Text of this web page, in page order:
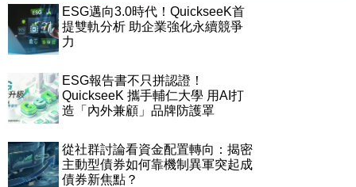
ESG邁向3.0時代！QuickseeK首
提雙軌分析 助企業強化永續競爭
力
ESG報告書不只拼認證！
QuickseeK 攜手輔仁大學 用AI打
造「內外兼顧」品牌防護罩
從社群討論看資金配置轉向：揭密
主動型債券如何靠機制異軍突起成
債券新焦點？